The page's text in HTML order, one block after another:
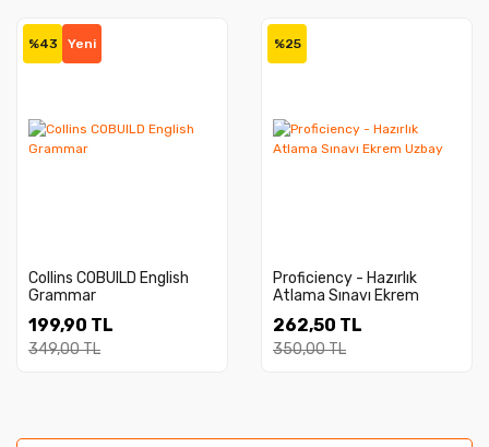
%43 Yeni
Collins COBUILD English
Grammar
199,90 TL
349,00 TL
%25
Proficiency - Hazırlık
Atlama Sınavı Ekrem
262,50 TL
350,00 TL